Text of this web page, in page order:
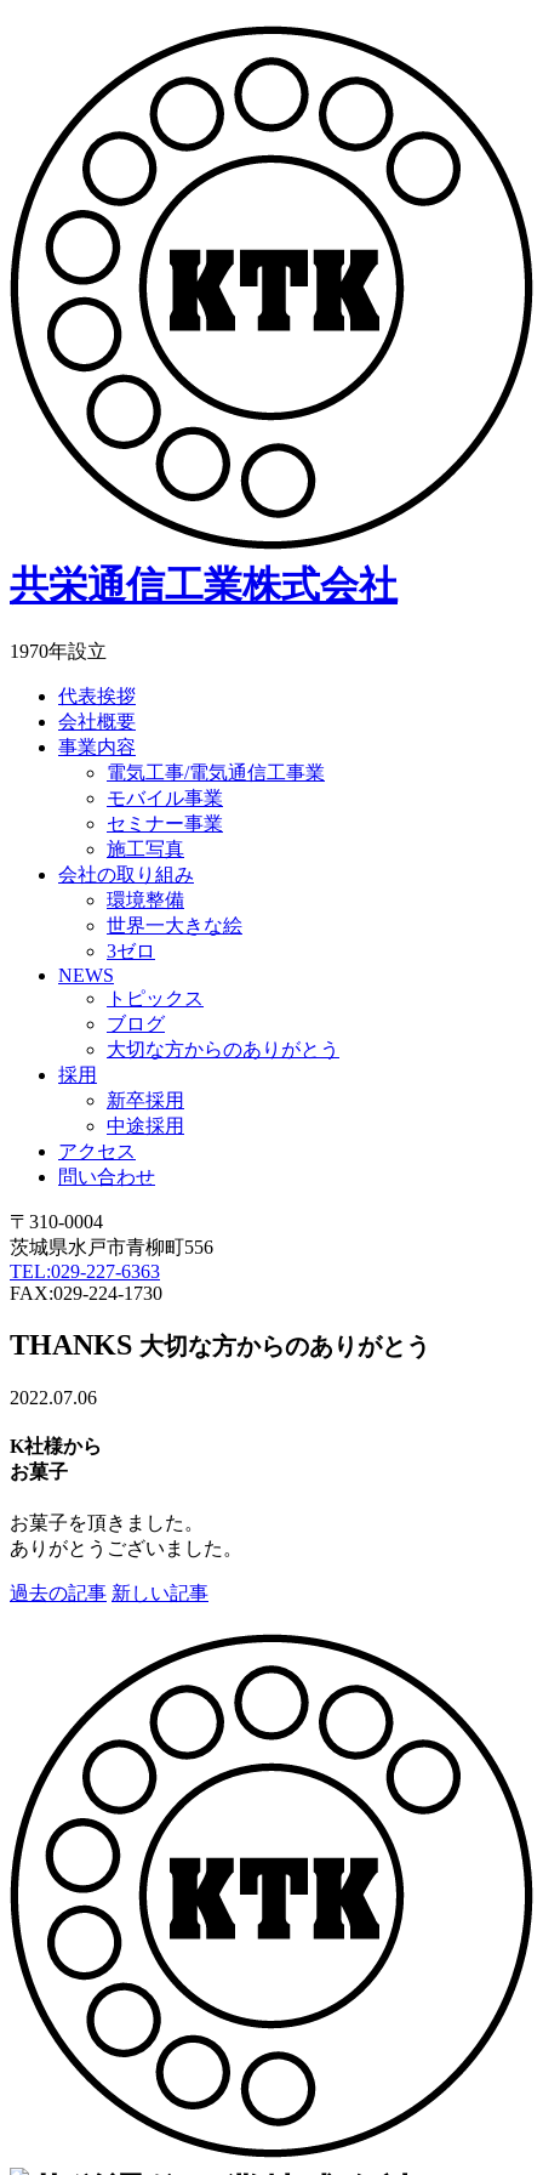
共栄通信工業株式会社
1970年設立
代表挨拶
会社概要
事業内容
電気工事/電気通信工事業
モバイル事業
セミナー事業
施工写真
会社の取り組み
環境整備
世界一大きな絵
3ゼロ
NEWS
トピックス
ブログ
大切な方からのありがとう
採用
新卒採用
中途採用
アクセス
問い合わせ
〒310-0004
茨城県水戸市青柳町556
TEL:029-227-6363
FAX:029-224-1730
THANKS 大切な方からのありがとう
2022.07.06
K社様から
お菓子
お菓子を頂きました。
ありがとうございました。
過去の記事 新しい記事